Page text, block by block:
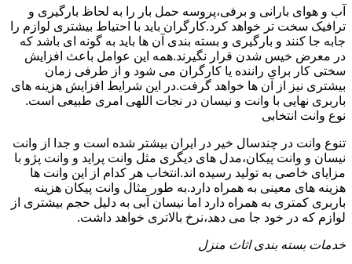
آب و هوای بارانی و برفی،پروسه حمل بار را به لحاظ بارگیری و
ترافیک سخت تر خواهد کرد.کارگران باید با احتیاط بیشتری لوازم را
جابه جا کنند و بارگیری و بسته بندی آن ها باید به گونه ای باشد که
در معرض خیس شدن قرار نگیرند.همه این عوامل باعث افزایش
سختی کار برای راننده یا کارگران می شود و از طرفی زمان
بیشتری نیز از آن ها خواهد گرفت.در این شرایط افزایش هزینه های
باربری نهایی با وانت و نیسان در نجات اللهی امری طبیعی است.
نوع وانت انتخابی
تنوع وانت در چندسال خیر در ایران بیشتر شده است و جدا از وانت
نیسان و وانت پیکان،مدل های دیگری مثل وانت پراید و وانت پژو با
مزایای خاصی به تولید رسیده اند.انتخاب هر کدام از این وانت ها
هزینه های معینی به همراه دارد.به طور مثال وانت پیکان هزینه
باربری کمتری به همراه دارد اما نیسان آبی به دلیل حجم بیشتری از
لوازم که در خود جا می دهد،نرخ بالاتری خواهد داشت.
خدمات بسته بندی اثاث منزل